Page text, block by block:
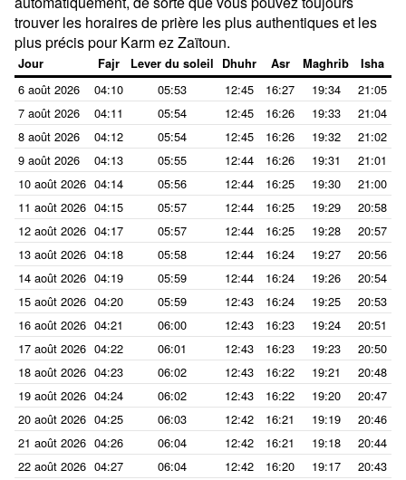
trouver les horaires de prière les plus authentiques et les
plus précis pour Karm ez Zaïtoun.
Jour Fajr Lever du soleil Dhuhr Asr Maghrib Isha
6 août 2026 04:10 05:53 12:45 16:27 19:34
21:05
7 août 2026
04:11 05:54 12:45 16:26 19:33
21:04
8 août 2026
04:12 05:54 12:45 16:26 19:32
21:02
9 août 2026
04:13 05:55 12:44 16:26 19:31
21:01
10 août 2026 04:14 05:56 12:44 16:25 19:30
21:00
11 août 2026 04:15 05:57 12:44 16:25 19:29
20:58
12 août 2026 04:17 05:57 12:44 16:25 19:28
20:57
13 août 2026 04:18 05:58 12:44 16:24 19:27
20:56
14 août 2026 04:19 05:59 12:44 16:24 19:26
20:54
15 août 2026 04:20 05:59 12:43 16:24 19:25
20:53
16 août 2026 04:21 06:00 12:43 16:23 19:24
20:51
17 août 2026 04:22 06:01 12:43 16:23 19:23
20:50
18 août 2026 04:23 06:02 12:43 16:22 19:21
20:48
19 août 2026 04:24 06:02 12:43 16:22 19:20
20:47
20 août 2026 04:25 06:03 12:42 16:21 19:19
20:46
21 août 2026 04:26 06:04 12:42 16:21 19:18
20:44
22 août 2026 04:27 06:04 12:42 16:20 19:17
20:43